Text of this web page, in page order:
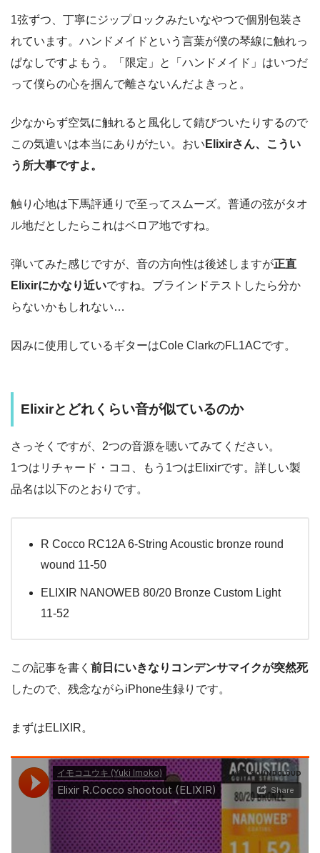
1弦ずつ、 丁寧にジップロックみたいなやつで個別包装さ
れています。ハンドメイドという言葉が僕の琴線に触れっ
ぱなしですよもう。「限定」と「ハンドメイド」はいつだ
って僕らの心を掴んで離さないんだよきっと。
少なからず空気に触れると風化して錆びついたりするので
この気遣いは本当にありがたい。おい Elixirさん、こうい
う所大事ですよ。
触り心地は下馬評通りで至ってスムーズ。 普通の弦がタオ
ル地だとしたらこれはベロア地ですね。
弾いてみた感じですが、音の方向性は後述しますが正直
Elixirにかなり近いですね。ブラインドテストしたら分か
らないかもしれない…
因みに使用しているギターはCole ClarkのFL1ACです。
Elixirとどれくらい音が似ているのか
さっそくですが、2つの音源を聴いてみてください。
1つはリチャード・ココ、もう1つはElixirです。詳しい製
品名は以下のとおりです。
R Cocco RC12A 6-String Acoustic bronze round
wound 11-50
ELIXIR NANOWEB 80/20 Bronze Custom Light
11-52
この記事を書く 前日にいきなりコンデンサマイクが突然死
したので、残念ながらiPhone生録りです。
まずはELIXIR。